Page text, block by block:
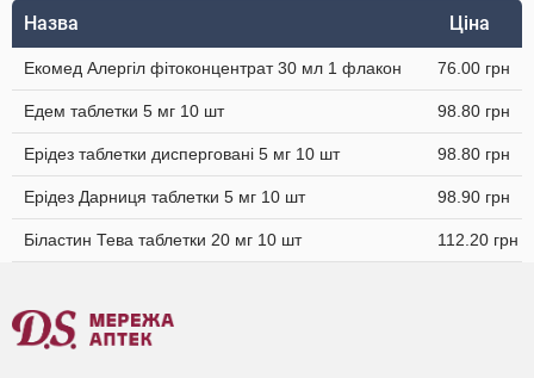
Назва Ціна
Екомед Алергіл фітоконцентрат 30 мл 1 флакон 76.00 грн
Едем таблетки 5 мг 10 шт 98.80 грн
Ерідез таблетки дисперговані 5 мг 10 шт 98.80 грн
Ерідез Дарниця таблетки 5 мг 10 шт 98.90 грн
Біластин Тева таблетки 20 мг 10 шт 112.20 грн